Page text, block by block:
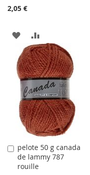
2,05 €
AJOUTER
À
LA
LISTE
D'ACHATS
AU
COMPARATEUR
pelote 50 g canada
de lammy 787
rouille
Ajouter
au
panier